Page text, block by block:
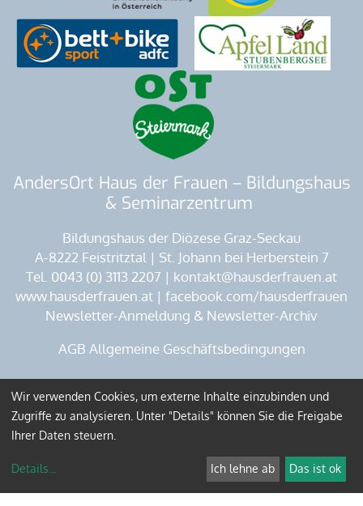
AndersOrt Haus der Frauen – Bildungshaus
& Seminarzentrum
Bildungshaus der Diözese Graz-Seckau
A-8222 Feistritztal | St. Johann bei Herberstein 7
Tel. 0043 (0) 3113 2207 | kontakt@hausderfrauen.at
www.hausderfrauen.at | facebook.com/hausderfrauen
Newsletter-Anmeldung & Newsletter-Archiv
AGB Allgemeine Geschäftsbedingungen
Impressum Datenschutz
Wir verwenden Cookies, um externe Inhalte einzubinden und
Zugriffe zu analysieren. Unter "Details" können Sie die Freigabe
Ihrer Daten steuern.
Details... Ich lehne ab Das ist ok